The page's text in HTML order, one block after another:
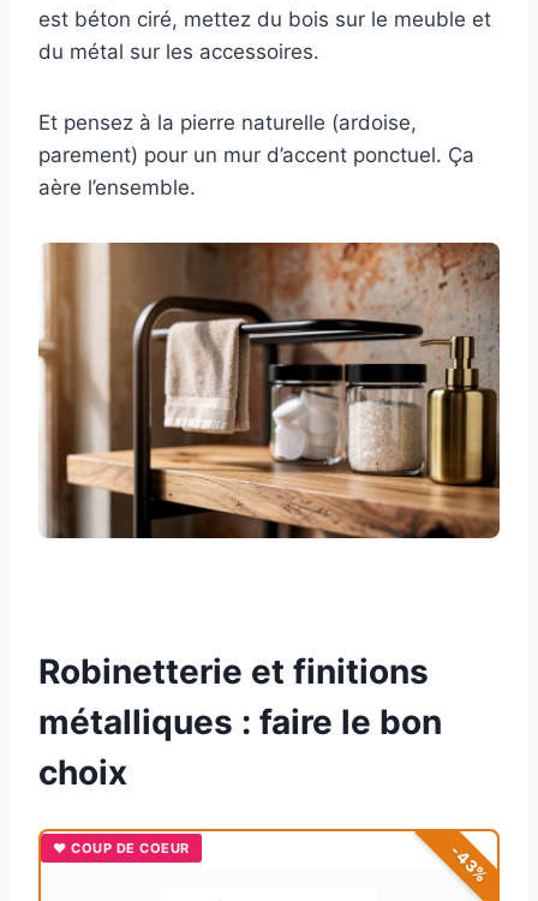
est béton ciré, mettez du bois sur le meuble et
du métal sur les accessoires.
Et pensez à la pierre naturelle (ardoise,
parement) pour un mur d’accent ponctuel. Ça
aère l’ensemble.
Robinetterie et finitions
métalliques : faire le bon
choix
-43%
♥ COUP DE COEUR